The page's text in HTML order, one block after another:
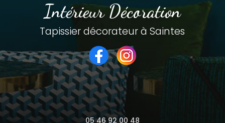
Intérieur Décoration
Tapissier décorateur à Saintes
05 46 92 00 48